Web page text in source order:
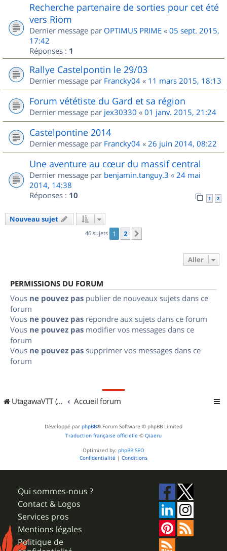
Recherche partenaire de sorties pour cet été
vers Riom
Dernier message par OPTIMUS PRIME « 05 sept. 2015,
17:42
Réponses : 1
Rallye Castelpontin le 29/03
Dernier message par Francky04 « 11 mars 2015, 18:13
Forum vététiste du Gard et sa région
Dernier message par jex30330 « 01 janv. 2015, 21:24
Castelpontine 2014
Dernier message par Francky04 « 26 juin 2014, 08:22
Une aventure au cœur du massif central
Dernier message par benjamin.tanguy.3 « 24 mai
2014, 14:38
Réponses : 10 1 2
Nouveau sujet
46 sujets 1 2
Aller
PERMISSIONS DU FORUM
Vous ne pouvez pas publier de nouveaux sujets dans ce
forum
Vous ne pouvez pas répondre aux sujets dans ce forum
Vous ne pouvez pas modifier vos messages dans ce
forum
Vous ne pouvez pas supprimer vos messages dans ce
forum
UtagawaVTT (Randos VTT et VTTAE avec traces GPS) Accueil forum
Développé par phpBB® Forum Software © phpBB Limited
Traduction française officielle © Qiaeru
Optimized by: phpBB SEO
Confidentialité | Conditions
Qui sommes-nous ?
Contact & Logos
Services pros
Mentions légales
Politique de